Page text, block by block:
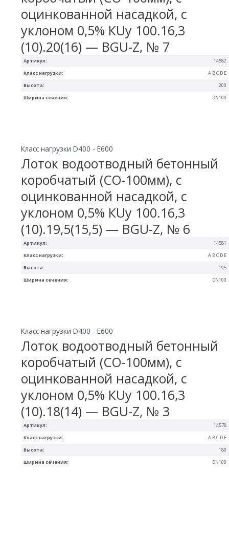
Артикул: 14582
Ширина сечения: DN100
Высота: 200
Класс нагрузки: A B C D E
оцинкованной насадкой, с
уклоном 0,5% КUу 100.16,3
(10).20(16) — BGU-Z, № 7
Артикул: 14581
Ширина сечения: DN100
Высота: 195
Класс нагрузки: A B C D E
Класс нагрузки D400 - E600
Лоток водоотводный бетонный
коробчатый (СО-100мм), с
оцинкованной насадкой, с
уклоном 0,5% КUу 100.16,3
(10).19,5(15,5) — BGU-Z, № 6
Артикул: 14578
Ширина сечения: DN100
Высота: 180
Класс нагрузки: A B C D E
Класс нагрузки D400 - E600
Лоток водоотводный бетонный
коробчатый (СО-100мм), с
оцинкованной насадкой, с
уклоном 0,5% КUу 100.16,3
(10).18(14) — BGU-Z, № 3